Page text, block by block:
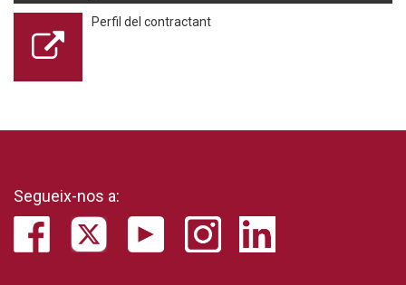
Perfil del contractant
Segueix-nos a: